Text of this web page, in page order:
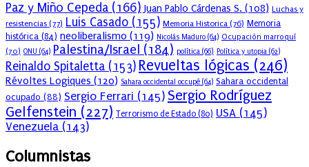
Paz y Miño Cepeda (166) Juan Pablo Cárdenas S. (108) Luchas y
resistencias (77) Luis Casado (155) Memoria Historica (76) Memoria
histórica (84) neoliberalismo (119) Nicolás Maduro (64) Ocupación marroquí
(70) ONU (64) Palestina/Israel (184) política (66) Política y utopia (62)
Reinaldo Spitaletta (153) Revueltas lógicas (246)
Révoltes Logiques (120) Sahara occidental occupé (64) Sahara occidental
ocupado (88) Sergio Ferrari (145) Sergio Rodríguez
Gelfenstein (227) Terrorismo de Estado (80) USA (145)
Venezuela (143)
Columnistas